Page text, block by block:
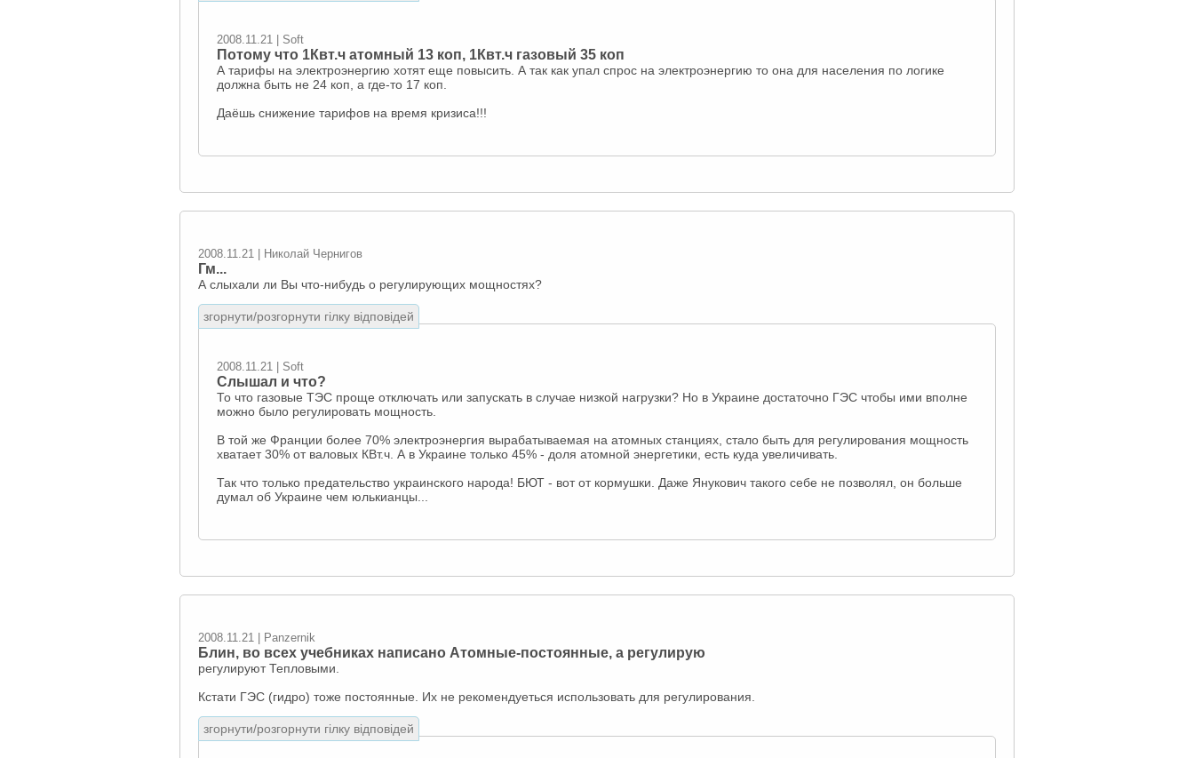
2008.11.21 | Soft
Потому что 1Квт.ч атомный 13 коп, 1Квт.ч газовый 35 коп
А тарифы на электроэнергию хотят еще повысить. А так как упал спрос на электроэнергию то она для населения по логике
должна быть не 24 коп, а где-то 17 коп.
Даёшь снижение тарифов на время кризиса!!!
2008.11.21 | Николай Чернигов
Гм...
А слыхали ли Вы что-нибудь о регулирующих мощностях?
згорнути/розгорнути гілку відповідей
2008.11.21 | Soft
Слышал и что?
То что газовые ТЭС проще отключать или запускать в случае низкой нагрузки? Но в Украине достаточно ГЭС чтобы ими вполне
можно было регулировать мощность.
В той же Франции более 70% электроэнергия вырабатываемая на атомных станциях, стало быть для регулирования мощность
хватает 30% от валовых КВт.ч. А в Украине только 45% - доля атомной энергетики, есть куда увеличивать.
Так что только предательство украинского народа! БЮТ - вот от кормушки. Даже Янукович такого себе не позволял, он больше
думал об Украине чем юлькианцы...
2008.11.21 | Panzernik
Блин, во всех учебниках написано Атомные-постоянные, а регулирую
регулируют Тепловыми.
Кстати ГЭС (гидро) тоже постоянные. Их не рекомендуеться использовать для регулирования.
згорнути/розгорнути гілку відповідей